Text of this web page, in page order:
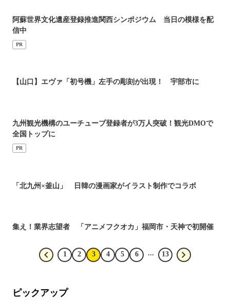
阿蘇世界文化遺産登録推進関西シンポジウム 当日の模様を配
信中
PR
【山口】エヴァ「初号機」左手の彫刻が出現！ 宇部市に
九州観光機構のユーチューブ登録者が3万人突破！観光DMOで
全国トップに
PR
「北九州×釜山」 日韓の漫画家がイラスト制作でコラボ
集え！業界志望者 「アニメフクオカ」福岡市・天神で初開催
1 2 3 4 5 6 ... 13
ピックアップ